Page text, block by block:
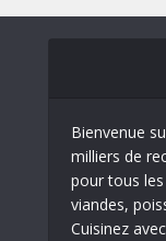
Bienvenue
milliers de
pour tous
viandes,
Cuisinez